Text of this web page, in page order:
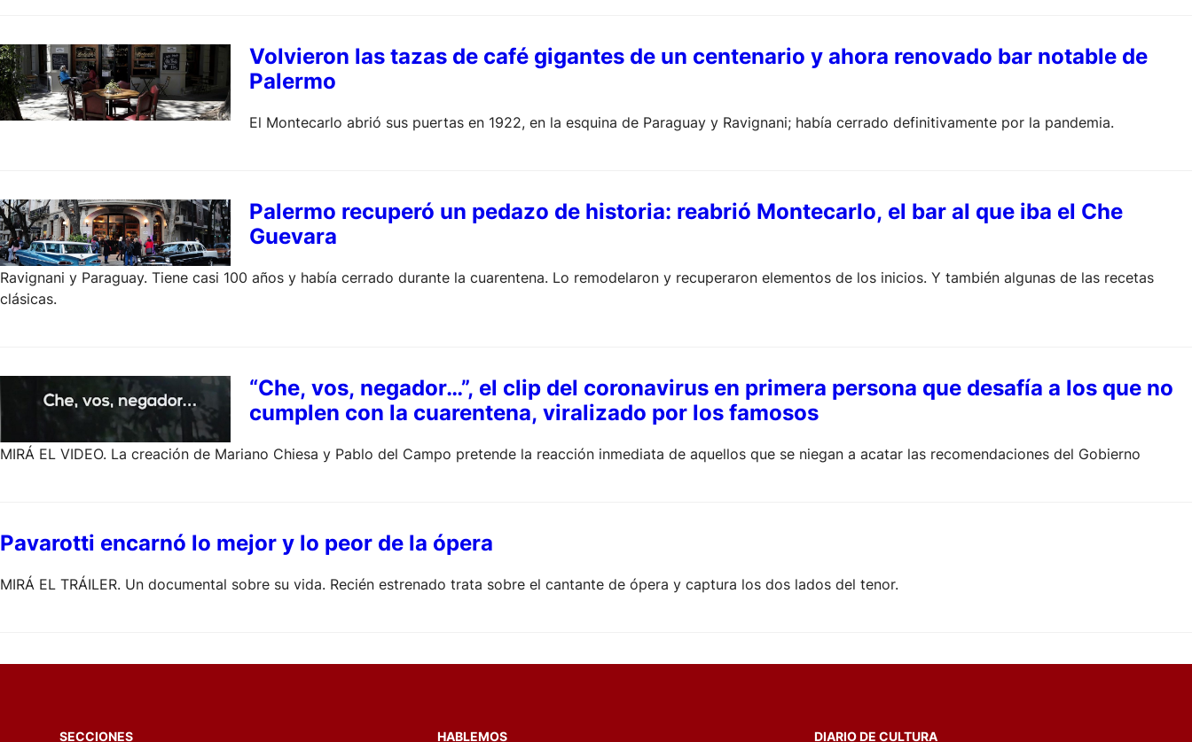
Volvieron las tazas de café gigantes de un centenario y ahora renovado bar notable de
Palermo
El Montecarlo abrió sus puertas en 1922, en la esquina de Paraguay y Ravignani; había cerrado definitivamente por la pandemia.
Palermo recuperó un pedazo de historia: reabrió Montecarlo, el bar al que iba el Che
Guevara
Ravignani y Paraguay. Tiene casi 100 años y había cerrado durante la cuarentena. Lo remodelaron y recuperaron elementos de los inicios. Y también algunas de las recetas
clásicas.
“Che, vos, negador…”, el clip del coronavirus en primera persona que desafía a los que no
cumplen con la cuarentena, viralizado por los famosos
MIRÁ EL VIDEO. La creación de Mariano Chiesa y Pablo del Campo pretende la reacción inmediata de aquellos que se niegan a acatar las recomendaciones del Gobierno
Pavarotti encarnó lo mejor y lo peor de la ópera
MIRÁ EL TRÁILER. Un documental sobre su vida. Recién estrenado trata sobre el cantante de ópera y captura los dos lados del tenor.
SECCIONES HABLEMOS DIARIO DE CULTURA